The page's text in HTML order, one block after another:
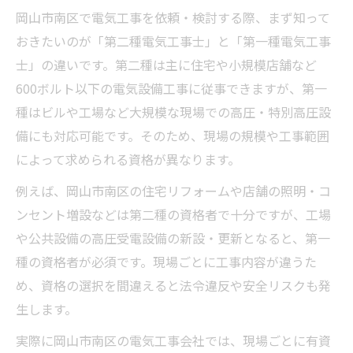
岡山市南区で電気工事を依頼・検討する際、まず知って
おきたいのが「第二種電気工事士」と「第一種電気工事
士」の違いです。第二種は主に住宅や小規模店舗など
600ボルト以下の電気設備工事に従事できますが、第一
種はビルや工場など大規模な現場での高圧・特別高圧設
備にも対応可能です。そのため、現場の規模や工事範囲
によって求められる資格が異なります。
例えば、岡山市南区の住宅リフォームや店舗の照明・コ
ンセント増設などは第二種の資格者で十分ですが、工場
や公共設備の高圧受電設備の新設・更新となると、第一
種の資格者が必須です。現場ごとに工事内容が違うた
め、資格の選択を間違えると法令違反や安全リスクも発
生します。
実際に岡山市南区の電気工事会社では、現場ごとに有資